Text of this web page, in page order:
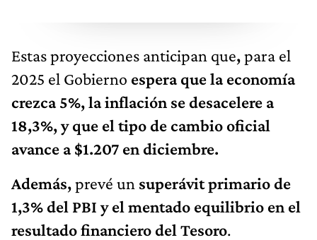
Estas proyecciones anticipan que,para el
2025 el Gobierno espera que la economía
crezca 5%, la inflación se desacelere a
18,3%, y que el tipo de cambio oficial
avance a $1.207 en diciembre.
Además,prevé un superávit primario de
1,3% del PBI y el mentado equilibrio en el
resultado financiero del Tesoro.